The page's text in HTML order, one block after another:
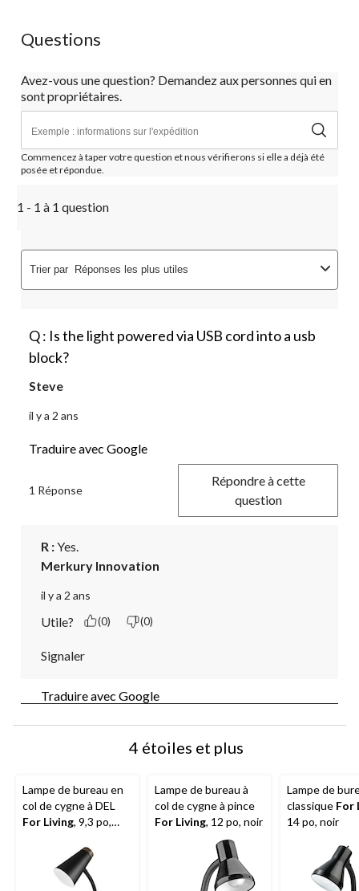
Questions
Avez-vous une question? Demandez aux personnes qui en
sont propriétaires.
Commencez à taper votre question et nous vérifierons si elle a déjà été
posée et répondue.
1 - 1 à 1 question
Trier par Réponses les plus utiles
Q : Is the light powered via USB cord into a usb
block?
Steve
il y a 2 ans
Traduire avec Google
1 Réponse
Répondre à cette
question
R : Yes.
Merkury Innovation
il y a 2 ans
Utile? (0) (0)
Signaler
Traduire avec Google
4 étoiles et plus
Lampe de bureau en
col de cygne à DEL
For Living, 9,3 po,
Lampe de bureau à
col de cygne à pince
For Living, 12 po, noir
Lampe de
classique For
14 po, noir